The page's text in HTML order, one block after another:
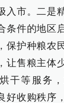
入市。二是
条件的地区
保护种粮农
让售粮主体
干等服务
好收购秩序